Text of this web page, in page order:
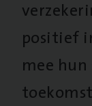
positief
mee